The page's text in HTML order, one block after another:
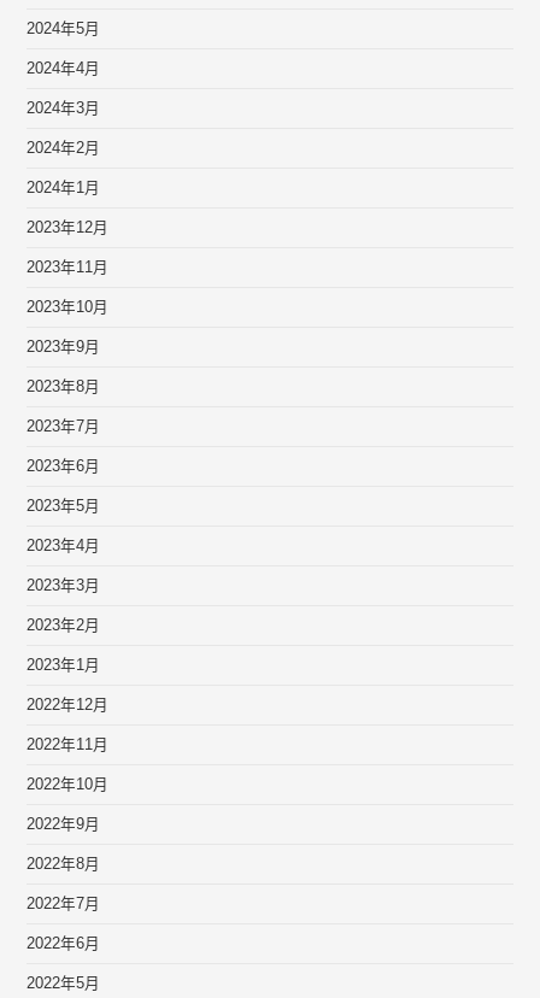
2024年5月
2024年4月
2024年3月
2024年2月
2024年1月
2023年12月
2023年11月
2023年10月
2023年9月
2023年8月
2023年7月
2023年6月
2023年5月
2023年4月
2023年3月
2023年2月
2023年1月
2022年12月
2022年11月
2022年10月
2022年9月
2022年8月
2022年7月
2022年6月
2022年5月